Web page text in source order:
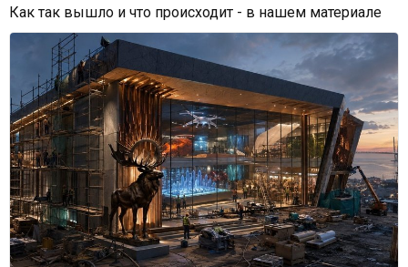
Как так вышло и что происходит - в нашем материале